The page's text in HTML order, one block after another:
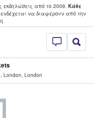
από το 2009. Κάθε
να διαφέρουν από την
StubHub - Όπου
, London, London